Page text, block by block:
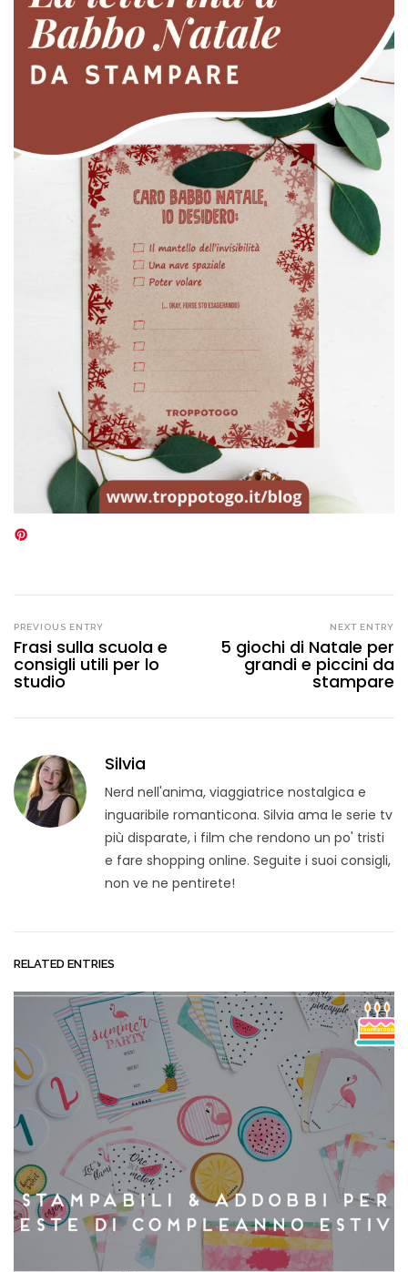
PREVIOUS ENTRY
Frasi sulla scuola e
consigli utili per lo
studio
NEXT ENTRY
5 giochi di Natale per
grandi e piccini da
stampare
Silvia
Nerd nell'anima, viaggiatrice nostalgica e
inguaribile romanticona. Silvia ama le serie tv
più disparate, i film che rendono un po' tristi
e fare shopping online. Seguite i suoi consigli,
non ve ne pentirete!
RELATED ENTRIES